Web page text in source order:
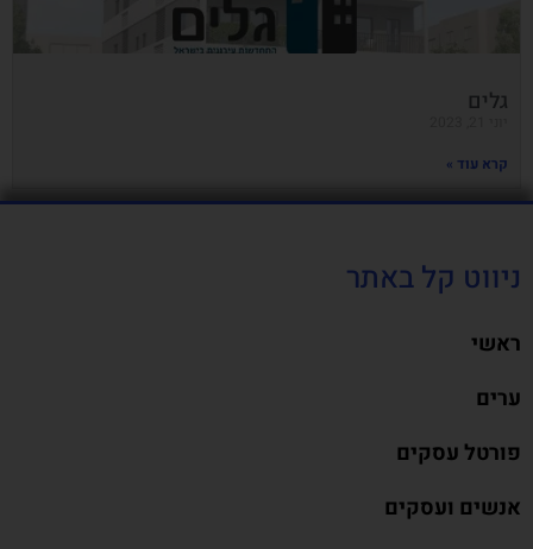
גלים
קרא עוד »
ניווט קל באתר
ראשי
ערים
פורטל עסקים
אנשים ועסקים